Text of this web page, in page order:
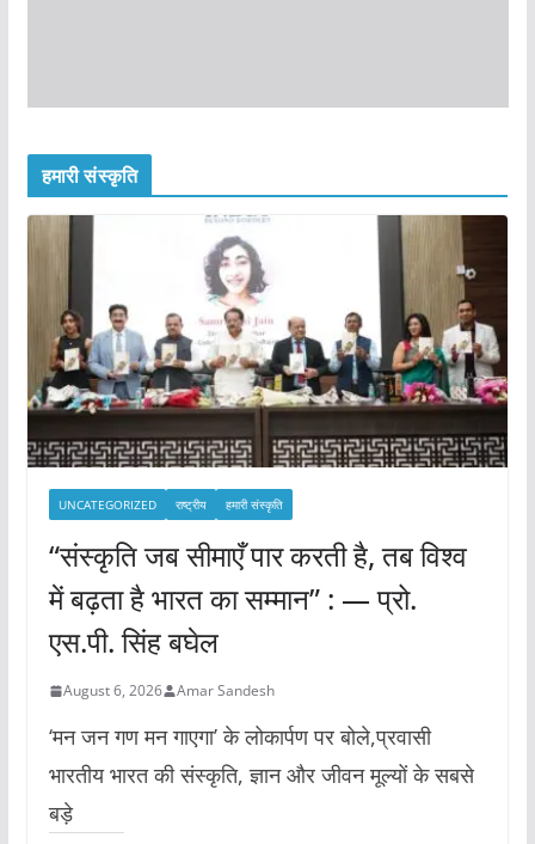
हमारी संस्कृति
UNCATEGORIZED राष्ट्रीय हमारी संस्कृति
“संस्कृति जब सीमाएँ पार करती है, तब विश्व
में बढ़ता है भारत का सम्मान” : — प्रो.
एस.पी. सिंह बघेल
August 6, 2026 Amar Sandesh
‘मन जन गण मन गाएगा’ के लोकार्पण पर बोले,प्रवासी
भारतीय भारत की संस्कृति, ज्ञान और जीवन मूल्यों के सबसे
बड़े